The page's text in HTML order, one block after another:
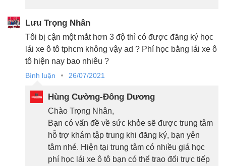
Lưu Trọng Nhân
Tôi bị cận một mắt hơn 3 độ thì có được đăng ký học
lái xe ô tô tphcm không vậy ad ? Phí học bằng lái xe ô
tô hiện nay bao nhiêu ?
Bình luận 26/07/2021
Hùng Cường-Đông Dương
Chào Trọng Nhân,
Bạn có vấn đề về sức khỏe sẽ được trung tâm
hỗ trợ khám tập trung khi đăng ký, bạn yên
tâm nhé. Hiện tại trung tâm có nhiều giá học
phí học lái xe ô tô bạn có thể trao đổi trực tiếp